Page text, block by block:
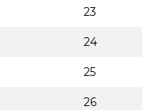
23
24
25
26